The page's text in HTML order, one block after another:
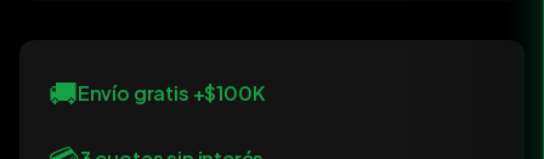
🚚Envío gratis +$100K